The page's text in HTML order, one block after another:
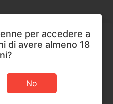
per accedere a
di avere almeno 18
No